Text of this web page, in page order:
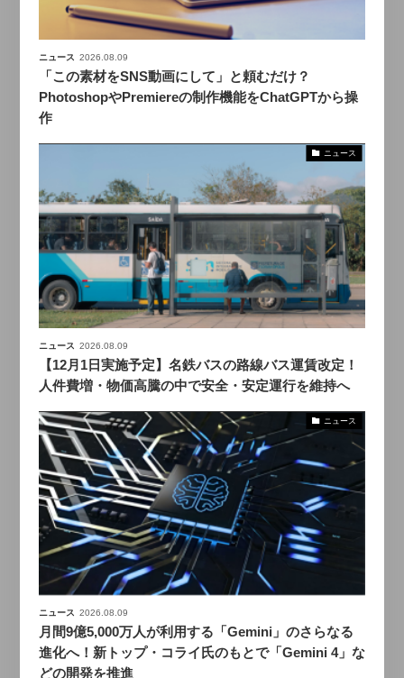
ニュース 2026.08.09
「この素材をSNS動画にして」と頼むだけ？
PhotoshopやPremiereの制作機能をChatGPTから操
作
ニュース
ニュース 2026.08.09
【12月1日実施予定】名鉄バスの路線バス運賃改定！
人件費増・物価高騰の中で安全・安定運行を維持へ
ニュース
ニュース 2026.08.09
月間9億5,000万人が利用する「Gemini」のさらなる
進化へ！新トップ・コライ氏のもとで「Gemini 4」な
どの開発を推進